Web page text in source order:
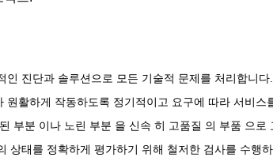
인 진단과 솔루션으로 모든 기술적 문제를 처리합니다.
원활하게 작동하도록 정기적이고 요구에 따라 서비스
부분 이나 노린 부분 을 신속 히 고품질 의 부품 으로
상태를 정확하게 평가하기 위해 철저한 검사를 수행하